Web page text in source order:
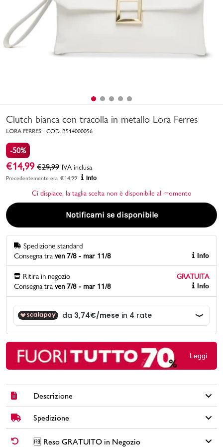
Bambino
Marchi
Accedi | Registrati
Promo & News
contatti
pcard
Clutch bianca con tracolla in metallo Lora Ferres
LORA FERRES - COD. B514000056
-50%
€14,99 €29,99 IVA inclusa
Precedentemente era €14,99 Info
Ci dispiace, la taglia scelta non è disponibile al momento
Notificami se disponibile
Spedizione standard
Consegna tra ven 7/8 - mar 11/8 Info
Ritira in negozio
GRATUITA
Consegna tra ven 7/8 - mar 11/8 Info
Leggi
Descrizione
Clutch Lora Ferres in similpelle colore bianco con tracolla
rimovibile in metallo, chiusura con bottone, interno foderato,
due tasche interne e dettaglio oro. Misure: lunghezza 28 cm,
Spedizione
✅ Spedizione Standard GRATUITA DA € 30➡️ Consegna in
🆓 Reso GRATUITO in Negozio